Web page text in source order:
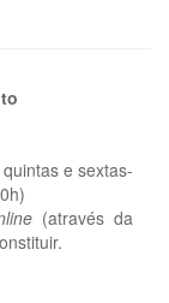
e sextas-
(através da